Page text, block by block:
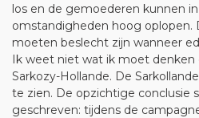
los en de gemoederen kunnen
omstandigheden hoog oplopen.
moeten beslecht zijn wanneer
Ik weet niet wat ik moet denken
Sarkozy-Hollande. De
te zien. De opzichtige conclusie
geschreven: tijdens de